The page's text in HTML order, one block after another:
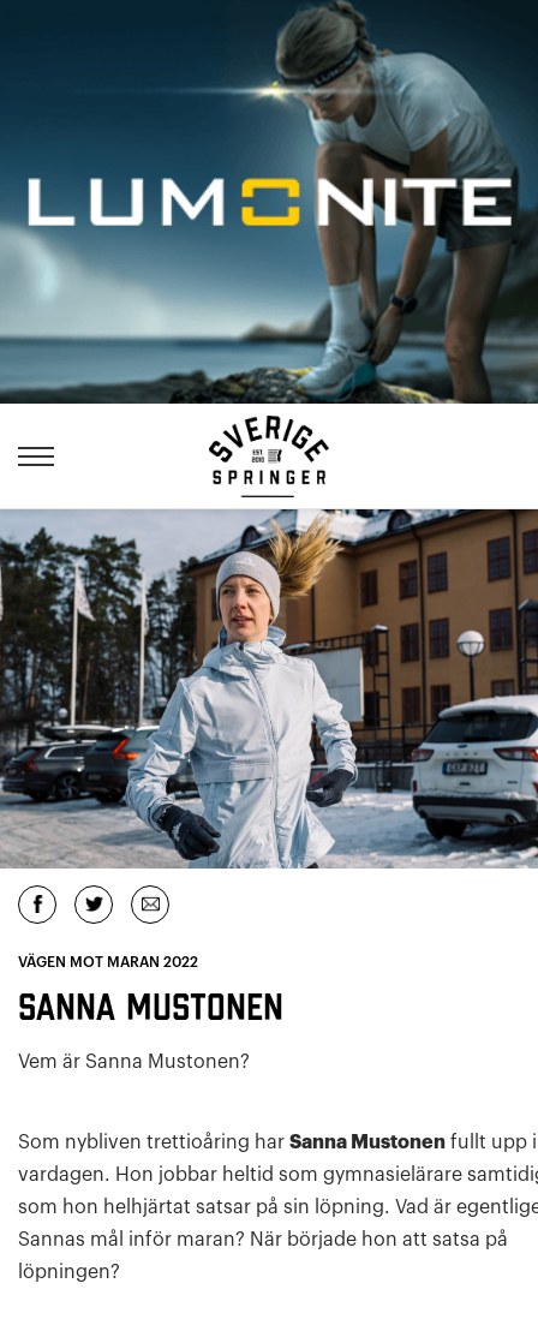
VÄGEN MOT MARAN 2022
Sanna Mustonen
Vem är Sanna Mustonen?
Som nybliven trettioåring har Sanna Mustonen fullt upp i
vardagen. Hon jobbar heltid som gymnasielärare
som hon helhjärtat satsar på sin löpning. Vad är
Sannas mål inför maran? När började hon att satsa på
löpningen?